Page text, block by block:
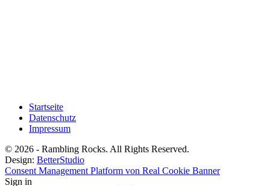
Startseite
Datenschutz
Impressum
© 2026 - Rambling Rocks. All Rights Reserved.
Design: BetterStudio
Consent Management Platform von Real Cookie Banner
Sign in